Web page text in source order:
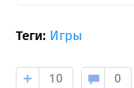
Теги: Игры
10 0